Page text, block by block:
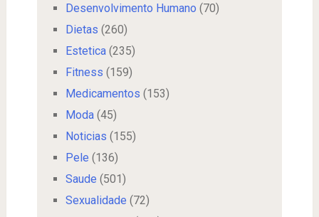
Desenvolvimento Humano (70)
Dietas (260)
Estetica(235)
Fitness (159)
Medicamentos (153)
Moda(45)
Noticias (155)
Pele (136)
Saude (501)
Sexualidade (72)